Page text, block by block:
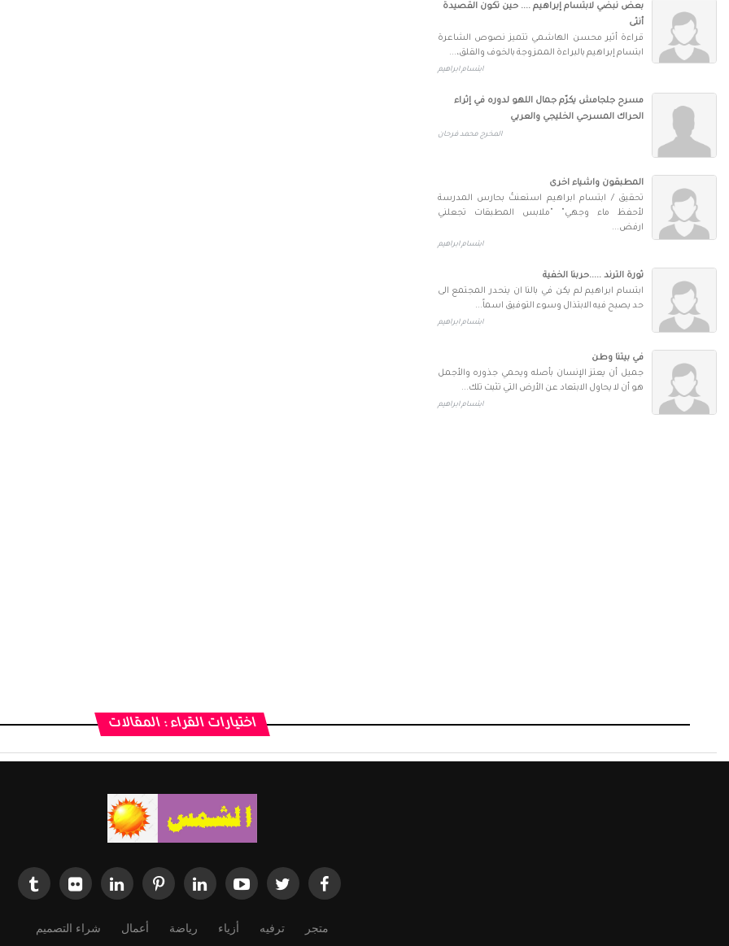
بعض نبضي لابتسام إبراهيم .... حين تكون القصيدة
أنثى
قراءة أثير محسن الهاشمي تتميز نصوص الشاعرة
ابتسام إبراهيم بالبراءة الممزوجة بالخوف والقلق،...
ابتسام ابراهيم
مسرح جلجامش يكرّم جمال اللهو لدوره في إثراء
الحراك المسرحي الخليجي والعربي
المخرج محمد فرحان
المطبقون واشياء اخرى
تحقيق / ابتسام ابراهيم استعنتُ بحارس المدرسة
لأحفظ ماء وجهي" "ملابس المطبقات تجعلني
ارفض...
ابتسام ابراهيم
ثورة الترند .....حربنا الخفية
ابتسام ابراهيم لم يكن في بالنا ان ينحدر المجتمع الى
حد يصبح فيه الابتذال وسوء التوفيق اسماً...
ابتسام ابراهيم
في بيتنا وطن
جميل أن يعتز الإنسان بأصله ويحمي جذوره والأجمل
هو أن لا يحاول الابتعاد عن الأرض التي تثبت تلك...
ابتسام ابراهيم
اختيارات القراء : المقالات
متجر ترفيه أزياء رياضة أعمال شراء التصميم